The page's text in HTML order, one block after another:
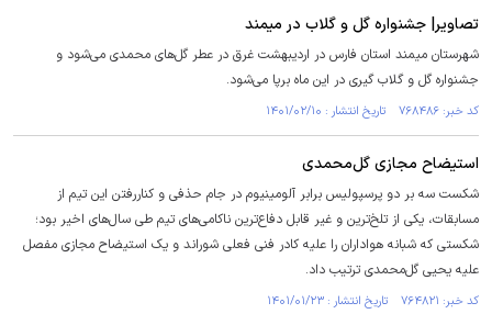
تصاویر| جشنواره گل و گلاب در میمند
شهرستان میمند استان فارس در اردیبهشت غرق در عطر گل‌های محمدی می‌شود و
جشنواره گل و گلاب گیری در این ماه برپا می‌شود.
کد خبر: ۷۶۸۴۸۶ تاریخ انتشار : ۱۴۰۱/۰۲/۱۰
استیضاح مجازی گل‌محمدی
شکست سه بر دو پرسپولیس برابر آلومینیوم در جام حذفی و کناررفتن این تیم از
مسابقات، یکی از تلخ‌ترین و غیر قابل دفاع‌ترین ناکامی‌های تیم طی سال‌های اخیر بود؛
شکستی که شبانه هواداران را علیه کادر فنی فعلی شوراند و یک استیضاح مجازی مفصل
علیه یحیی گل‌محمدی ترتیب داد.
کد خبر: ۷۶۴۸۲۱ تاریخ انتشار : ۱۴۰۱/۰۱/۲۳